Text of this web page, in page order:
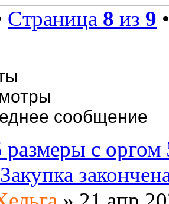
Страница 8 из 9
сообщение
с